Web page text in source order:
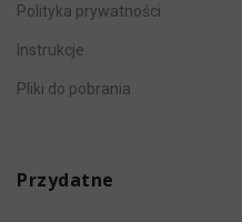
Polityka prywatności
Instrukcje
Pliki do pobrania
Przydatne